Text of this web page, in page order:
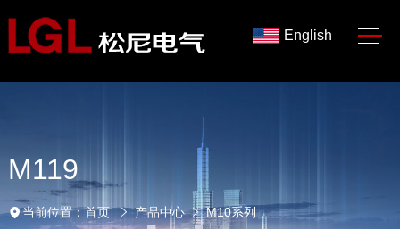
English
M119
当前位置：首页 产品中心 M10系列